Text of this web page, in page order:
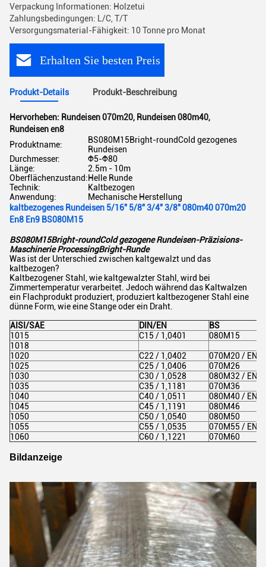
Verpackung Informationen: Holzetui
Zahlungsbedingungen: L/C, T/T
Versorgungsmaterial-Fähigkeit: 10 Tonne pro Monat
Erhalten Sie besten Preis
Produkt-Details Produkt-Beschreibung
Hervorheben: Rundeisen 070m20, Rundeisen 080m40,
Rundeisen en8
Produktname:
BS080M15Bright-roundCold gezogenes
Rundeisen
Durchmesser:
Φ5-Φ80
Länge:
2.5m - 10m
Oberflächenzustand:Helle Runde
Technik:
Kaltbezogen
Anwendung:
Mechanische Herstellung
kaltbezogenes Rundeisen 5/16" 5/8" 3/4" 3/8" 080m40 070m20
En8 En9 BS080M15
BS080M15Bright-roundCold gezogene Rundeisen-Präzisions-
Maschinerie ProcessingBright-Runde
Was ist der Unterschied zwischen kaltgewalzt und das
kaltbezogen?
Kaltbezogener Stahl, wie kaltgewalzter Stahl, wird bei
Zimmertemperatur verarbeitet. Jedoch während das Kaltwalzen
ein Flachprodukt produziert, produziert kaltbezogener Stahl eine
dünne Form, wie eine Stange oder ein Draht.
AISI/SAE
DIN/EN
BS
1015
C15 / 1,0401
080M15
1018
1020
C22 / 1,0402
070M20 / EN3
1025
C25 / 1,0406
070M26
1030
C30 / 1,0528
080M32 / EN5
1035
C35 / 1,1181
070M36
1040
C40 / 1,0511
080M40 / EN8
1045
C45 / 1,1191
080M46
1050
C50 / 1,0540
080M50
1055
C55 / 1,0535
070M55 / EN9
1060
C60 / 1,1221 070M60
Bildanzeige